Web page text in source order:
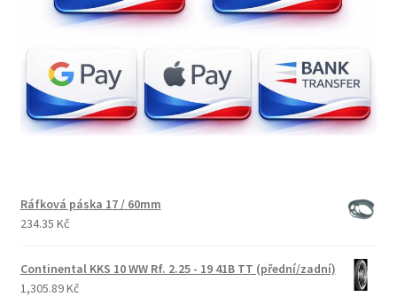
Ráfková páska 17 / 60mm
234.35 Kč
Continental KKS 10 WW Rf. 2.25 - 19 41B TT (přední/zadní)
1,305.89 Kč